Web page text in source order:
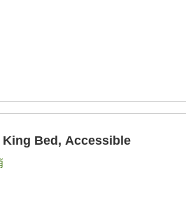
Bed, Accessible